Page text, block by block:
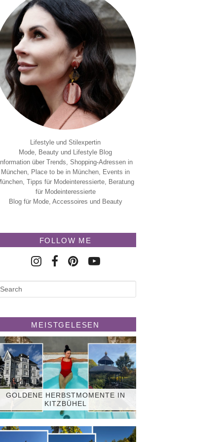
Lifestyle und Stilexpertin
Mode, Beauty und Lifestyle Blog
über Trends, Shopping-Adressen in
München, Place to be in München, Events in
Tipps für Modeinteressierte, Beratung
für Modeinteressierte
Blog für Mode, Accessoires und Beauty
FOLLOW ME
MEISTGELESEN
GOLDENE HERBSTMOMENTE IN
KITZBÜHEL